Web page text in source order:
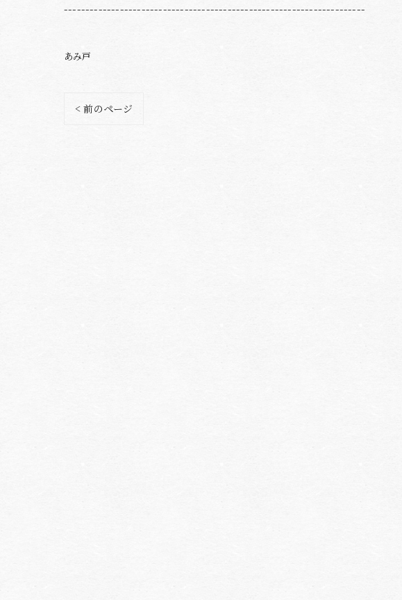
----------------------------------------------------------------------
あみ戸
< 前のページ